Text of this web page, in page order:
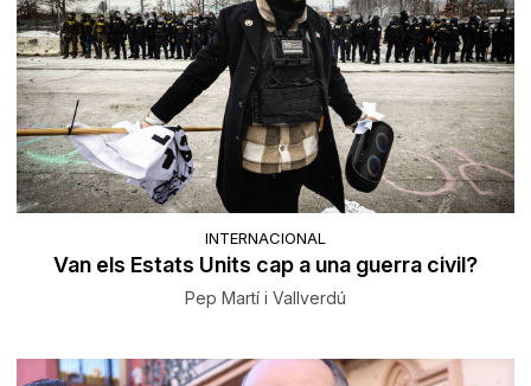
INTERNACIONAL
Van els Estats Units cap a una guerra civil?
Pep Martí i Vallverdú